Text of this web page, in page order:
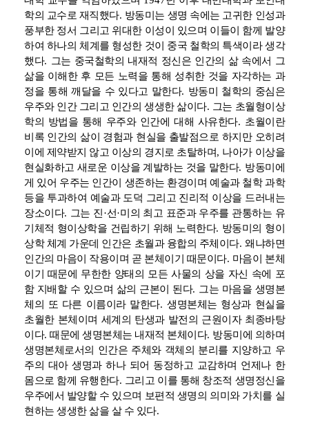
학의 교수로 재직했다. 방동미는 생명 속에는 고귀한 인성과
풍부한 정서 그리고 위대한 이성이 있으며 이들이 함께 발양
하여 하나의 체계를 형성한 것이 중국 철학의 특색이라 생각
했다. 그는 중국철학의 내재적 정신은 인간의 삶 속에서 그
삶을 이해한 후 모든 노력을 통해 성취한 것을 자각하는 과
정을 통해 깨달을 수 있다고 말한다. 방동미 철학의 중심은
우주와 인간 그리고 인간의 생생한 삶이다. 그는 초월형이상
학의 방법을 통해 우주와 인간에 대해 사유한다. 초월이란
비록 인간의 삶이 경험과 현실을 출발점으로 하지만 오히려
이에 제약받지 않고 이상의 경지로 초탈하며, 나아가 이상을
현실화하고 새로운 이상을 계발하는 것을 말한다. 방동미에
게 있어 우주는 인간이 생존하는 환경이며 예술과 철학 과학
등을 투과하여 예술과 도덕 그리고 진리적 이상을 드러내는
장소이다. 그는 진 ·선·미의 최고 표준과 우주를 관통하는 유
기체적 형이상학을 건립하기 위해 노력한다. 방동미의 형이
상학 체계 가운데 인간은 초월과 융합의 주체이다.왜냐하면
인간의 마음이 작용이며 곧 본체이기 때문이다. 마음이 본체
이기 때문에 무한한 양태의 모든 사물의 상을 자신 속에 포
함 지배할 수 있으며 삶의 근본이 된다. 그는 마음을 생명본
체의 또 다른 이름이라 말한다.생명본체는 형상과 현실을
초월한 본체이며 세계의 탄생과 발전의 근원이자 최종바탕
이다. 때문에 생명본체는 내재적 본체이다. 방동미에 의하며
생명본체로서의 인간은 주체와 객체의 분리를 지양하고 우
주의 대아 생명과 하나 되어 동정하고 교감하며 언제나 한
몸으로 함께 유행한다. 그리고 이를 통해 창조적 생명정신을
우주에서 발양할 수 있으며 보편적 생명의 의미와 가치를 실
현하는 생생한 삶을 살 수 있다.